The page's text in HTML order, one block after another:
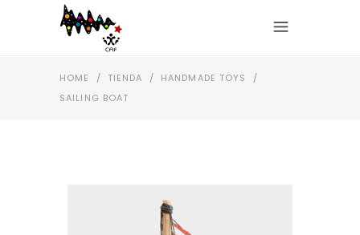
HOME / TIENDA / HANDMADE TOYS
/
SAILING BOAT